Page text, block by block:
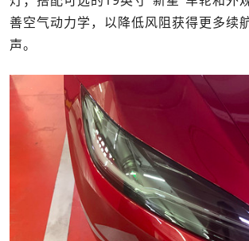
善空气动力学，以降低风阻获得更多续
声。